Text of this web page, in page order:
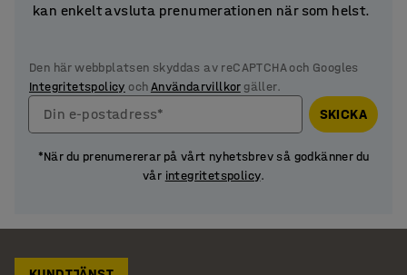
kan enkelt avsluta prenumerationen när som helst.
Den här webbplatsen skyddas av reCAPTCHA och Googles
Integritetspolicy ochAnvändarvillkorgäller.
Din e-postadress* SKICKA
*När du prenumererar på vårt nyhetsbrev så godkänner du
vår integritetspolicy.